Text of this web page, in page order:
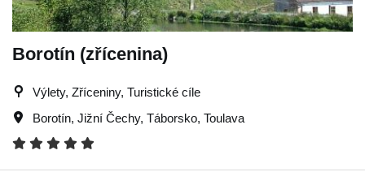
Borotín (zřícenina)
Výlety, Zříceniny, Turistické cíle
Borotín, Jižní Čechy, Táborsko, Toulava